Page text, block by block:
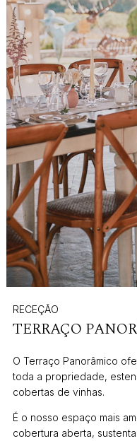
RECEÇÃO
TERRAÇO
O Terraço Panorâmico
toda a propriedade,
cobertas de vinhas.
É o nosso espaço mais
cobertura aberta,